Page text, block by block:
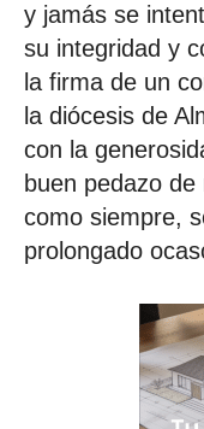
y jamás se
su integridad y
la firma de un
la diócesis de
con la
buen pedazo
como siempre,
prolongado